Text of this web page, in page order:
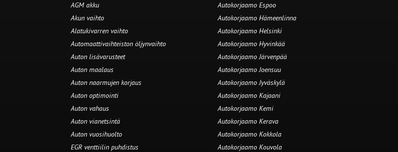
AGM akku
Akun vaihto
Alatukivarren vaihto
Automaattivaihteiston öljynvaihto
Auton lisävarusteet
Auton maalaus
Auton naarmujen korjaus
Auton optimointi
Auton vahaus
Auton vianetsintä
Auton vuosihuolto
EGR venttiilin puhdistus
Autokorjaamo Espoo
Autokorjaamo Hämeenlinna
Autokorjaamo Helsinki
Autokorjaamo Hyvinkää
Autokorjaamo Järvenpää
Autokorjaamo Joensuu
Autokorjaamo Jyväskylä
Autokorjaamo Kajaani
Autokorjaamo Kemi
Autokorjaamo Kerava
Autokorjaamo Kokkola
Autokorjaamo Kouvola